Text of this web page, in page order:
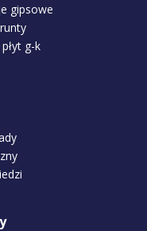
gipsowe
g-k